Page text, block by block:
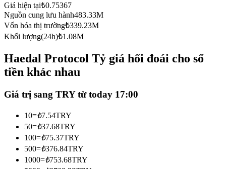
Tham gia cùng các nhà giao dịch hàng đầu
Trở thành Nhà giao dịch Sao chép
Tận hưởng chia sẻ lợi nhuận và hoa hồng giao dịch sao chép
Giá hiện tại₺0.75367
Nguồn cung lưu hành483.33M
Vốn hóa thị trường₺339.23M
Khối lượng(24h)₺1.08M
Haedal Protocol Tỷ giá hối đoái cho số
tiền khác nhau
Giá trị sang TRY từ today 17:00
10=₺7.54TRY
50=₺37.68TRY
100=₺75.37TRY
500=₺376.84TRY
1000=₺753.68TRY